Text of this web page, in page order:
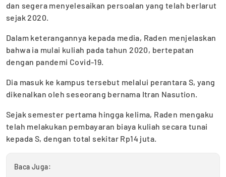
dan segera menyelesaikan persoalan yang telah berlarut
sejak 2020.
Dalam keterangannya kepada media, Raden menjelaskan
bahwa ia mulai kuliah pada tahun 2020, bertepatan
dengan pandemi Covid-19.
Dia masuk ke kampus tersebut melalui perantara S, yang
dikenalkan oleh seseorang bernama Itran Nasution.
Sejak semester pertama hingga kelima, Raden mengaku
telah melakukan pembayaran biaya kuliah secara tunai
kepada S, dengan total sekitar Rp14 juta.
Baca Juga: